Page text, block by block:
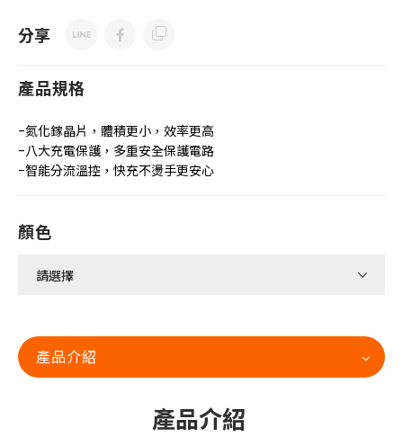
分享
產品規格
-氮化鎵晶片，體積更小，效率更高
-八大充電保護，多重安全保護電路
-智能分流溫控，快充不燙手更安心
顏色
產品介紹
產品介紹